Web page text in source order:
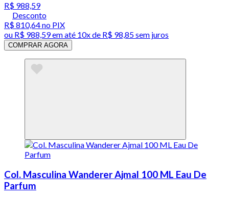
R$ 988,59
Desconto
R$ 810,64no PIX
ou R$ 988,59em até 10x de R$ 98,85 sem juros
COMPRAR AGORA
Col. Masculina Wanderer Ajmal 100 ML Eau De
Parfum